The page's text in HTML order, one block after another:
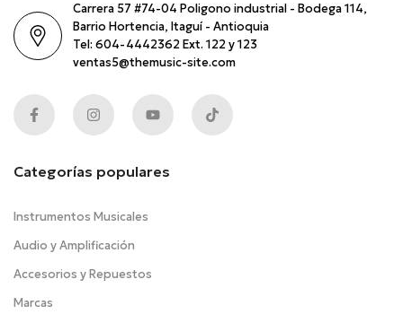
Carrera 57 #74-04 Poligono industrial - Bodega 114,
Barrio Hortencia, Itaguí - Antioquia
Tel: 604-4442362 Ext. 122 y 123
ventas5@themusic-site.com
Categorías populares
Instrumentos Musicales
Audio y Amplificación
Accesorios y Repuestos
Marcas